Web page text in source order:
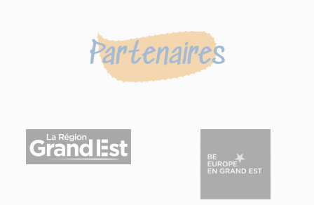
Partenaires